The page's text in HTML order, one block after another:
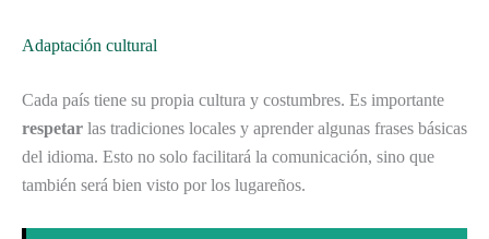
Adaptación cultural
Cada país tiene su propia cultura y costumbres. Es importante
respetar las tradiciones locales y aprender algunas frases básicas
del idioma. Esto no solo facilitará la comunicación, sino que
también será bien visto por los lugareños.